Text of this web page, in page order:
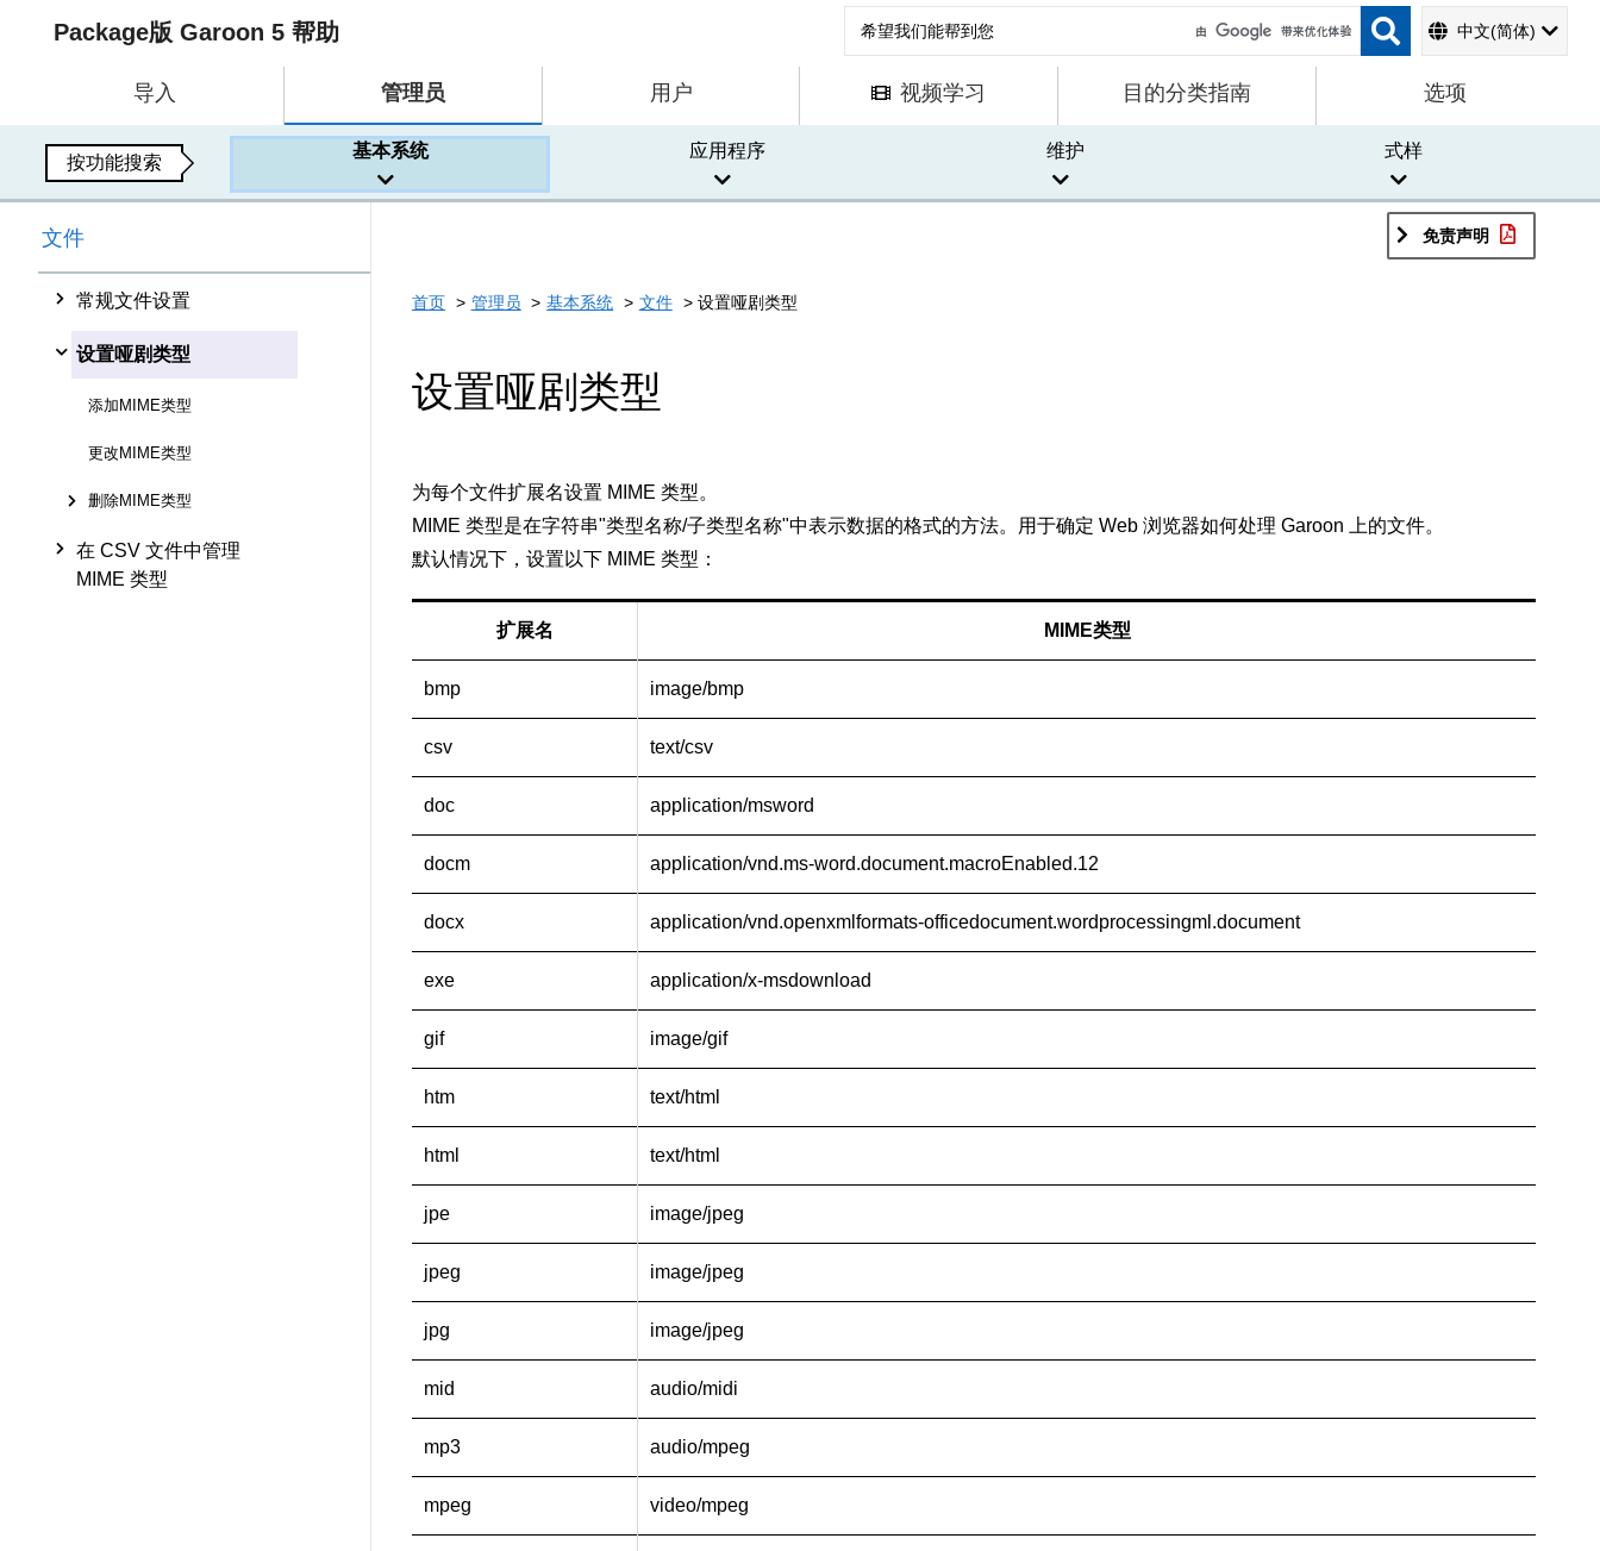
Package版 Garoon 5 帮助 中文(简体)
导入 管理员 用户 视频学习 目的分类指南 选项
按功能搜索
基本系统 应用程序 维护 式样
文件
常规文件设置
设置哑剧类型
添加MIME类型
更改MIME类型
删除MIME类型
在 CSV 文件中管理
MIME 类型
免责声明
首页 管理员 基本系统 文件 设置哑剧类型
设置哑剧类型
为每个文件扩展名设置 MIME 类型。
MIME 类型是在字符串"类型名称/子类型名称"中表示数据的格式的方法。用于确定 Web 浏览器如何处理 Garoon 上的文件。
默认情况下，设置以下 MIME 类型：
扩展名 MIME类型
bmp image/bmp
csv text/csv
doc application/msword
docm application/vnd.ms-word.document.macroEnabled.12
docx application/vnd.openxmlformats-officedocument.wordprocessingml.document
exe application/x-msdownload
gif image/gif
htm text/html
html text/html
jpe image/jpeg
jpeg image/jpeg
jpg image/jpeg
mid audio/midi
mp3 audio/mpeg
mpeg video/mpeg